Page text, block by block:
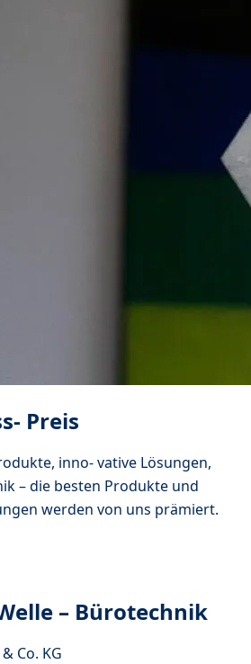
Preis
inno- vative Lösungen,
– die besten Produkte und
werden von uns prämiert.
– Bürotechnik
Co. KG